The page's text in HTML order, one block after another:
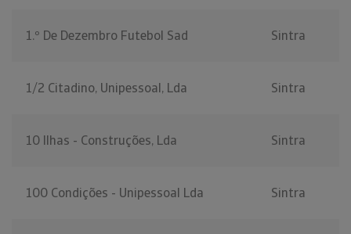
1.º De Dezembro Futebol Sad Sintra
1/2 Citadino, Unipessoal, Lda Sintra
10 Ilhas - Construções, Lda Sintra
100 Condições - Unipessoal Lda Sintra